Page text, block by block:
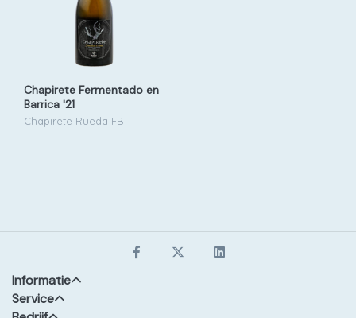
Chapirete Fermentado en
Barrica '21
Chapirete Rueda FB
Informatie
Service